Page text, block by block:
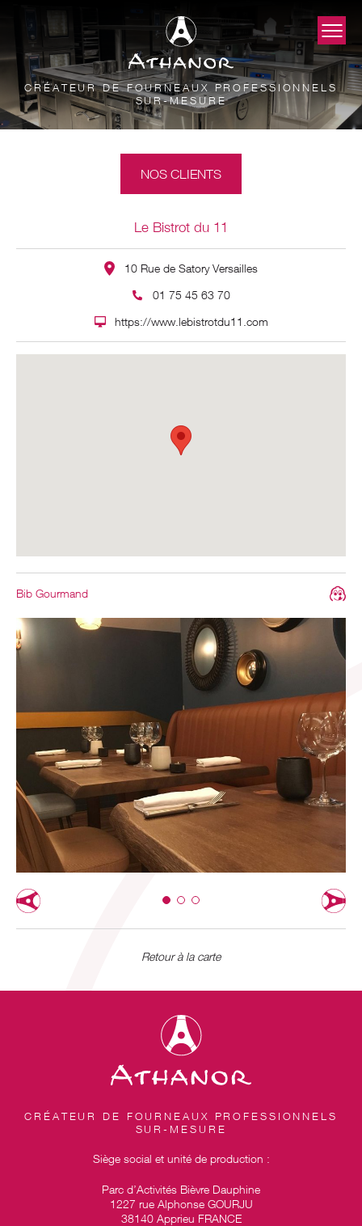
CRÉATEUR DE FOURNEAUX PROFESSIONNELS
SUR-MESURE
NOS CLIENTS
Le Bistrot du 11
10 Rue de Satory Versailles
01 75 45 63 70
https://www.lebistrotdu11.com
Bib Gourmand
Retour à la carte
CRÉATEUR DE FOURNEAUX PROFESSIONNELS
SUR-MESURE
Siège social et unité de production :
Parc d’Activités Bièvre Dauphine
1227 rue Alphonse GOURJU
38140 Apprieu FRANCE